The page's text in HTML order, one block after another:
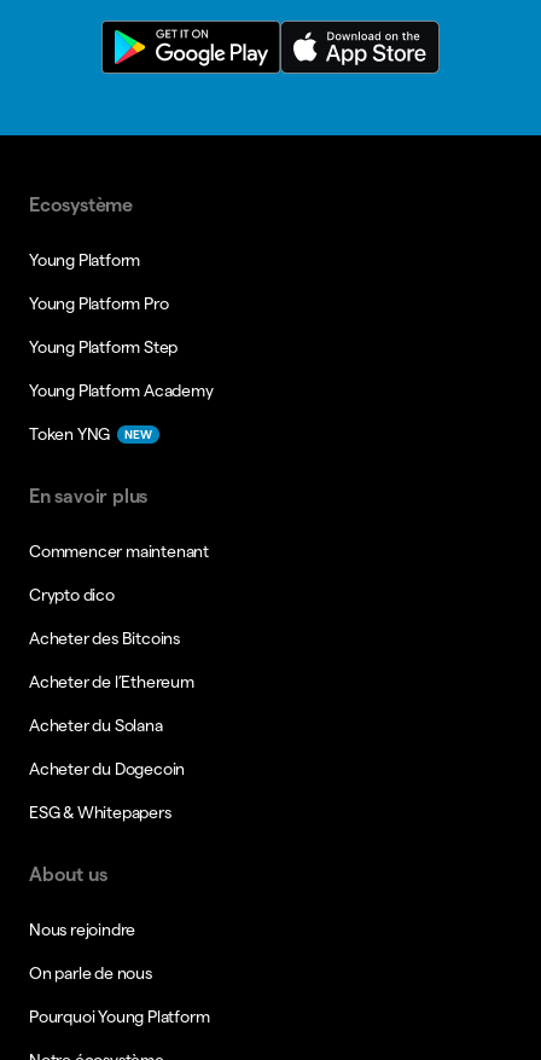
Ecosystème
Young Platform
Young Platform Pro
Young Platform Step
Young Platform Academy
Token YNG NEW
En savoir plus
Commencer maintenant
Crypto dico
Acheter des Bitcoins
Acheter de l’Ethereum
Acheter du Solana
Acheter du Dogecoin
ESG & Whitepapers
About us
Nous rejoindre
On parle de nous
Pourquoi Young Platform